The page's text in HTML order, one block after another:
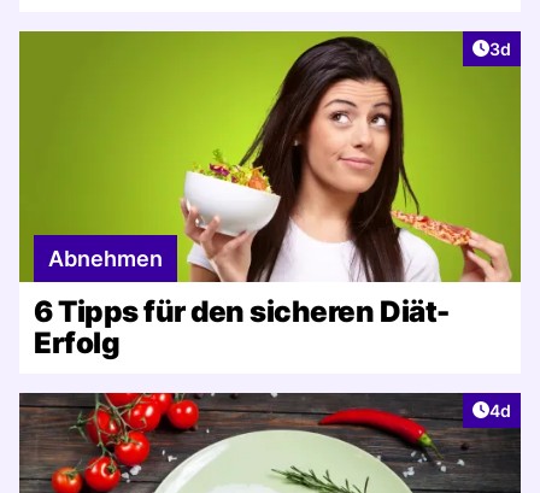
3d
Abnehmen
6 Tipps für den sicheren Diät-
Erfolg
4d